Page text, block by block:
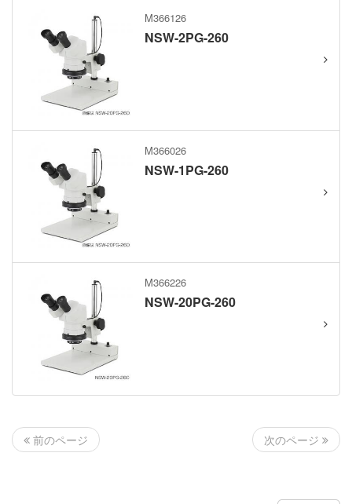
M366126
NSW-2PG-260
M366026
NSW-1PG-260
M366226
NSW-20PG-260
前のページ 次のページ